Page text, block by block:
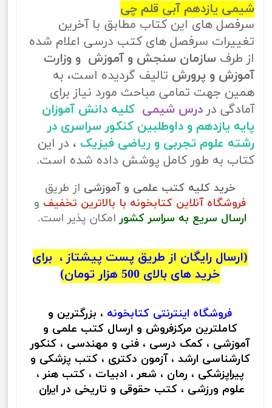
شیمی یازدهم آبی قلم چی
سرفصل های این کتاب مطابق با آخرین
تغییرات سرفصل های کتب درسی اعلام شده
از طرف سازمان سنجش و آموزش و وزارت
آموزش و پرورش تالیف گردیده است، به
همین جهت تمامی مباحث مورد نیاز برای
آمادگی در درس شیمی کلیه دانش آموزان
پایه یازدهم و داوطلبین کنکور سراسری در
رشته علوم تجربی و ریاضی فیزیک ، در این
کتاب به طور کامل پوشش داده شده است.
خرید کلیه کتب علمی و آموزشی از طریق
فروشگاه آنلاین کتابخونه با بالاترین تخفیف و
ارسال سریع به سراسر کشور امکان پذیر است.
(ارسال رایگان از طریق پست پیشتاز ، برای
خرید های بالای 500 هزار تومان)
فروشگاه اینترنتی کتابخونه ، بزرگترین و
کاملترین مرکزفروش و ارسال کتب علمی و
آموزشی ، کمک درسی ، فنی و مهندسی ، کنکور
کارشناسی ارشد ، آزمون دکتری ، کتب پزشکی و
پیراپزشکی ، رمان ، شعر ، ادبیات ، کتب هنر ،
علوم ورزشی ، کتب حقوقی و تاریخی در ایران